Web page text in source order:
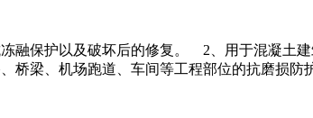
融保护以及破坏后的修复。 2、用于混凝土
梁、机场跑道、车间等工程部位的抗磨损